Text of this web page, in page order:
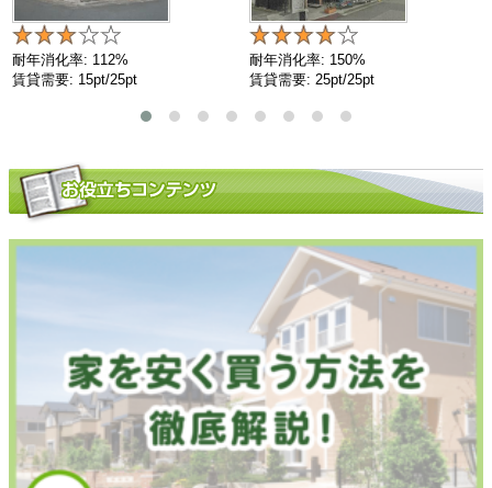
耐年消化率: 112%
賃貸需要: 15pt/25pt
耐年消化率: 150%
賃貸需要: 25pt/25pt